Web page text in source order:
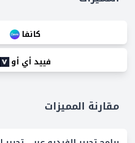
كانفا
فييد أي أو
مقارنة المميزات